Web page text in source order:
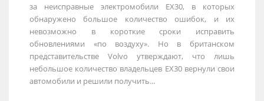
за неисправные электромобили EX30, в которых
обнаружено большое количество ошибок, и их
невозможно в короткие сроки исправить
обновлениями «по воздуху». Но в британском
представительстве Volvo утверждают, что лишь
небольшое количество владельцев EX30 вернули свои
автомобили и решили получить...